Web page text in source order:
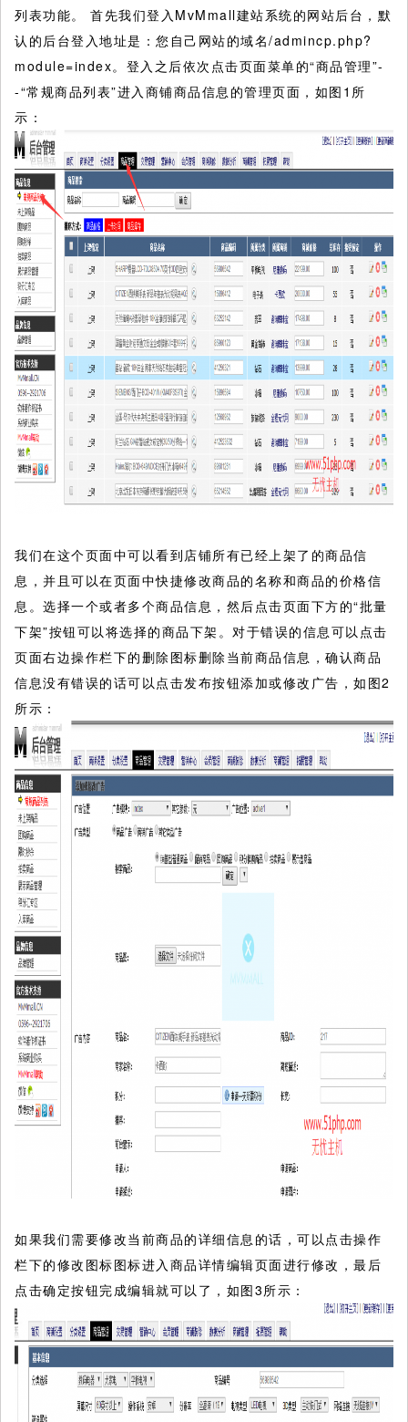
列表功能。
首先我们登入MvMmall建站系统的网站后台，默
认的后台登入地址是：您自己网站的域名/admincp.php?
module=index。登入之后依次点击页面菜单的“商品管理”-
-“常规商品列表”进入商铺商品信息的管理页面，如图1所
示：
我们在这个页面中可以看到店铺所有已经上架了的商品信
息，并且可以在页面中快捷修改商品的名称和商品的价格信
息。选择一个或者多个商品信息，然后点击页面下方的“批量
下架”按钮可以将选择的商品下架。对于错误的信息可以点击
页面右边操作栏下的删除图标删除当前商品信息，确认商品
信息没有错误的话可以点击发布按钮添加或修改广告，如图2
所示：
如果我们需要修改当前商品的详细信息的话，可以点击操作
栏下的修改图标图标进入商品详情编辑页面进行修改，最后
点击确定按钮完成编辑就可以了，如图3所示：